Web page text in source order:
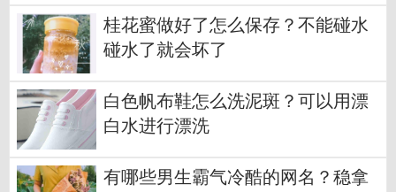
桂花蜜做好了怎么保存？不能碰水
碰水了就会坏了
白色帆布鞋怎么洗泥斑？可以用漂
白水进行漂洗
有哪些男生霸气冷酷的网名？稳拿